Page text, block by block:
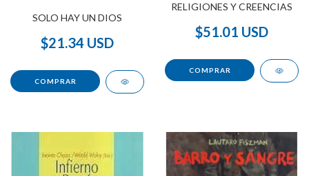
SOLO HAY UN DIOS
$21.34 USD
RELIGIONES Y CREENCIAS
$51.01 USD